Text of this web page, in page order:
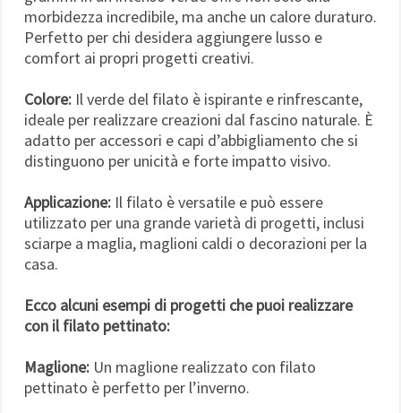
morbidezza incredibile, ma anche un calore duraturo.
Perfetto per chi desidera aggiungere lusso e
comfort ai propri progetti creativi.
Colore: Il verde del filato è ispirante e rinfrescante,
ideale per realizzare creazioni dal fascino naturale. È
adatto per accessori e capi d’abbigliamento che si
distinguono per unicità e forte impatto visivo.
Applicazione: Il filato è versatile e può essere
utilizzato per una grande varietà di progetti, inclusi
sciarpe a maglia, maglioni caldi o decorazioni per la
casa.
Ecco alcuni esempi di progetti che puoi realizzare
con il filato pettinato:
Maglione: Un maglione realizzato con filato
pettinato è perfetto per l’inverno.